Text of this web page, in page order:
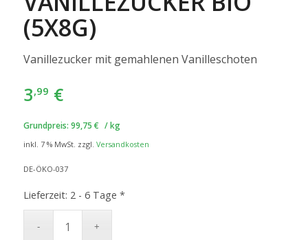
(5X8G)
Vanillezucker mit gemahlenen Vanilleschoten
3,99 €
Grundpreis: 99,75 € /kg
inkl. 7 % MwSt. zzgl. Versandkosten
DE-ÖKO-037
Lieferzeit: 2 - 6 Tage *